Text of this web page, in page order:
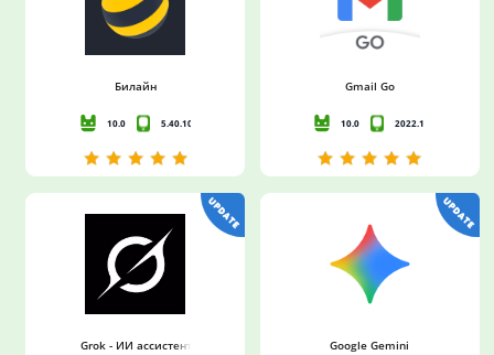
Билайн
10.0 5.40.10
Gmail Go
10.0
Grok - ИИ ассистент Google Gemini